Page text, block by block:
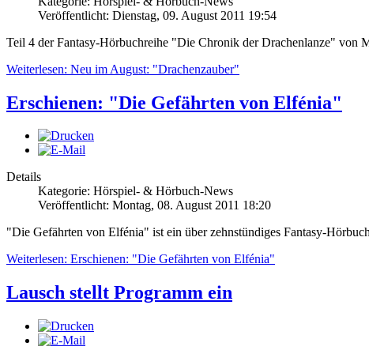
Veröffentlicht: Dienstag, 09. August 2011 19:54
Teil 4 der Fantasy-Hörbuchreihe "Die Chronik der Drachenlanze" von
Weiterlesen: Neu im August: "Drachenzauber"
Erschienen: "Die Gefährten von Elfénia"
Details
Kategorie: Hörspiel- & Hörbuch-News
Veröffentlicht: Montag, 08. August 2011 18:20
"Die Gefährten von Elfénia" ist ein über zehnstündiges Fantasy-
Weiterlesen: Erschienen: "Die Gefährten von Elfénia"
Lausch stellt Programm ein